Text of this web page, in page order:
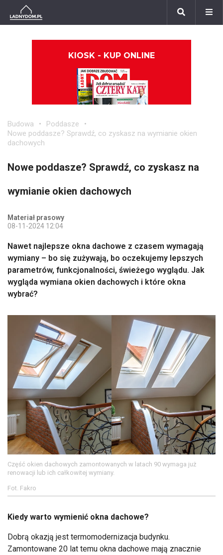
KIOSK - KUP ONLINE
Budowa
Poddasze
Nowe poddasze? Sprawdź, co zyskasz na wymianie okien
dachowych
Nowe poddasze? Sprawdź, co zyskasz na
wymianie okien dachowych
Materiał prasowy
08-11-2024 12:04
Nawet najlepsze okna dachowe z czasem wymagają
wymiany – bo się zużywają, bo oczekujemy lepszych
parametrów, funkcjonalności, świeżego wyglądu. Jak
wygląda wymiana okien dachowych i które okna
wybrać?
Część okien dachowych zamontowanych w latach 90 wymaga już
renowacji lub ich całkowitej wymiany.
Fot. Fakro
Kiedy warto wymienić okna dachowe?
Dobrą okazją jest termomodernizacja budynku.
Zamontowane 20 lat temu okna dachowe mają znacznie